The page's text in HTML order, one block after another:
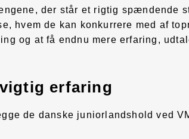
der står et rigtig spændende
hvem de kan konkurrere med af
og at få endnu mere erfaring,
erfaring
de danske juniorlandshold ved